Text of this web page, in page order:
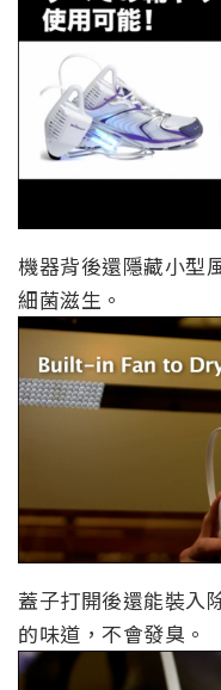
機器背後還隱藏小型
細菌滋生。
蓋子打開後還能裝入
的味道，不會發臭。